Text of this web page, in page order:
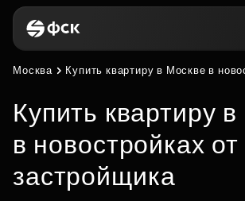
Москва Купить квартиру в Москве в
Купить квартиру
в новостройках от
застройщика